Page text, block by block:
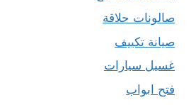
صالونات حلاقة
صيانة تكييف
غسيل سيارات
فتح ابواب